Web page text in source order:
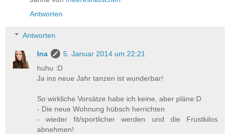
Antworten
Antworten
Ina
5. Januar 2014 um 22:21
huhu :D
Ja ins neue Jahr tanzen ist wunderbar!
So wirkliche Vorsätze habe ich keine, aber pläne:D
- Die neue Wohnung hübsch herrichten
- wieder fit/sportlicher werden und die Frustkilos
abnehmen!